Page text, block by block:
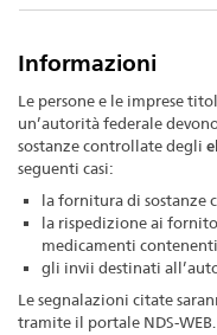
Informazioni
Le persone e le imprese
un’autorità federale
sostanze controllate degli
seguenti casi:
la fornitura di sostanze
la rispedizione ai
medicamenti
gli invii destinati
Le segnalazioni citate
tramite il portale NDS-WEB.